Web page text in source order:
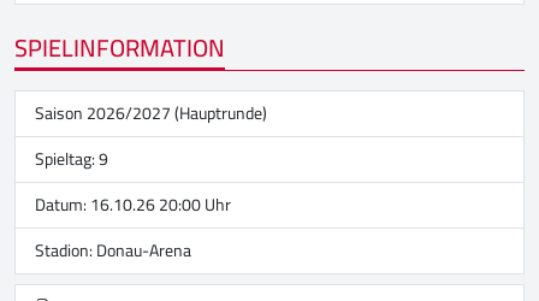
SPIELINFORMATION
Saison 2026/2027 (Hauptrunde)
Spieltag: 9
Datum: 16.10.26 20:00 Uhr
Stadion:Donau-Arena